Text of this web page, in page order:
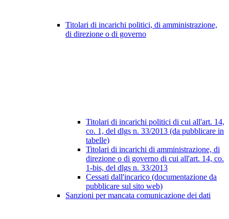
Titolari di incarichi politici, di amministrazione,
di direzione o di governo
Titolari di incarichi politici di cui all'art. 14,
co. 1, del dlgs n. 33/2013 (da pubblicare in
tabelle)
Titolari di incarichi di amministrazione, di
direzione o di governo di cui all'art. 14, co.
1-bis, del dlgs n. 33/2013
Cessati dall'incarico (documentazione da
pubblicare sul sito web)
Sanzioni per mancata comunicazione dei dati